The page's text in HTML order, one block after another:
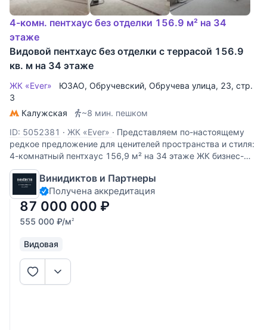
4-комн. пентхаус без отделки 156.9 м² на 34
этаже
Видовой пентхаус без отделки с террасой 156.9
кв. м на 34 этаже
ЖК «Ever» ЮЗАО, Обручевский, Обручева улица, 23, стр.
3
Калужская
~8 мин. пешком
ID: 5052381 · ЖК «Ever» · Представляем по-настоящему
редкое предложение для ценителей пространства и стиля:
4-комнатный пентхаус 156,9 м² на 34 этаже ЖК бизнес-
класса «EVER». Это ваш личный городской оазис на высоте,
где утро начинается с панорамного вида на Москву, а
Винидиктов и Партнеры
Получена аккредитация
87 000 000 ₽
555 000 ₽/м2
Видовая